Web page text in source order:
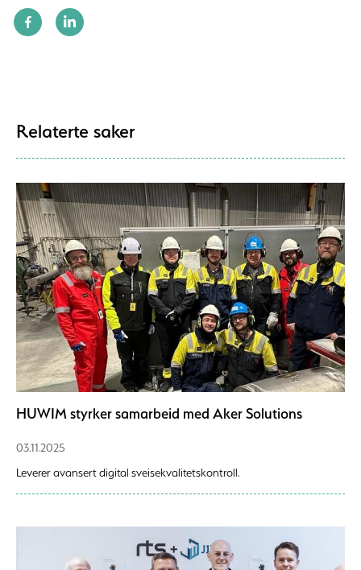
Relaterte saker
HUWIM styrker samarbeid med Aker Solutions
03.11.2025
Leverer avansert digital sveisekvalitetskontroll.